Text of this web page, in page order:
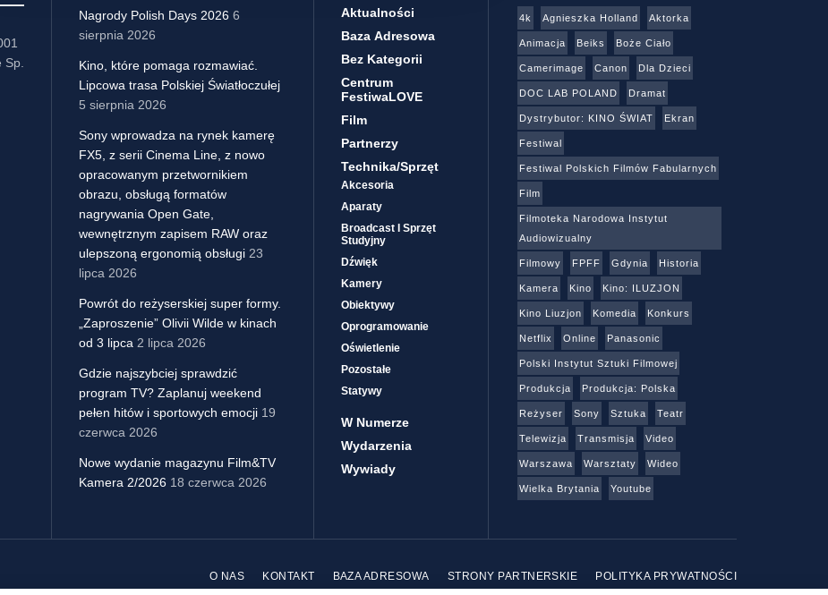
Sp.
Nagrody Polish Days 2026 6
sierpnia 2026
Kino, które pomaga rozmawiać.
Lipcowa trasa Polskiej Światłoczułej
5 sierpnia 2026
Sony wprowadza na rynek kamerę
FX5, z serii Cinema Line, z nowo
opracowanym przetwornikiem
obrazu, obsługą formatów
nagrywania Open Gate,
wewnętrznym zapisem RAW oraz
ulepszoną ergonomią obsługi 23
lipca 2026
Powrót do reżyserskiej super formy.
„Zaproszenie” Olivii Wilde w kinach
od 3 lipca 2 lipca 2026
Gdzie najszybciej sprawdzić
program TV? Zaplanuj weekend
pełen hitów i sportowych emocji 19
czerwca 2026
Nowe wydanie magazynu Film&TV
Kamera 2/2026 18 czerwca 2026
Aktualności
Baza Adresowa
Bez Kategorii
Centrum
FestiwaLOVE
Film
Partnerzy
Technika/sprzęt
Akcesoria
Aparaty
Broadcast I Sprzęt
Studyjny
Dźwięk
Kamery
Obiektywy
Oprogramowanie
Oświetlenie
Pozostałe
Statywy
W Numerze
Wydarzenia
Wywiady
4k Agnieszka Holland Aktorka
Animacja Beiks Boże Ciało
Camerimage Canon Dla Dzieci
DOC LAB POLAND Dramat
Dystrybutor: KINO ŚWIAT Ekran
Festiwal
Festiwal Polskich Filmów Fabularnych
Film
Filmoteka Narodowa Instytut
Audiowizualny
Filmowy FPFF Gdynia Historia
Kamera Kino Kino: ILUZJON
Kino Liuzjon Komedia Konkurs
Netflix Online Panasonic
Polski Instytut Sztuki Filmowej
Produkcja Produkcja: Polska
Reżyser Sony Sztuka Teatr
Telewizja Transmisja Video
Warszawa Warsztaty Wideo
Wielka Brytania Youtube
O NAS KONTAKT BAZA ADRESOWA STRONY PARTNERSKIE POLITYKA PRYWATNOŚCI